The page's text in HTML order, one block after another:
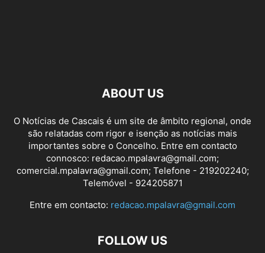
ABOUT US
O Notícias de Cascais é um site de âmbito regional, onde
são relatadas com rigor e isenção as notícias mais
importantes sobre o Concelho. Entre em contacto
connosco: redacao.mpalavra@gmail.com;
comercial.mpalavra@gmail.com; Telefone - 219202240;
Telemóvel - 924205871
Entre em contacto: redacao.mpalavra@gmail.com
FOLLOW US